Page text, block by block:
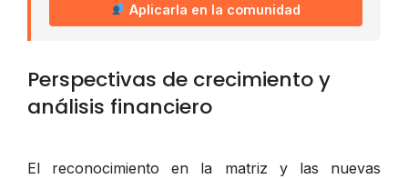
Aplicarla en la comunidad
Perspectivas de crecimiento y
análisis financiero
El reconocimiento en la matriz y las nuevas